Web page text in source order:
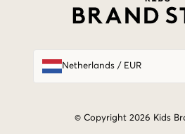
Netherlands/ EUR
© Copyright 2026 Kids